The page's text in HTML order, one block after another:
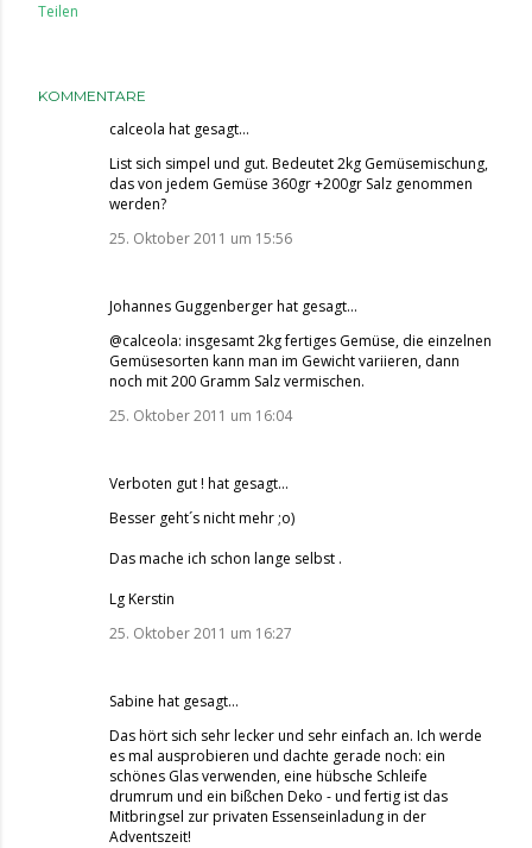
Teilen
KOMMENTARE
calceola hat gesagt…
List sich simpel und gut. Bedeutet 2kg Gemüsemischung,
das von jedem Gemüse 360gr +200gr Salz genommen
werden?
25. Oktober 2011 um 15:56
Johannes Guggenbergerhat gesagt…
@calceola: insgesamt 2kg fertiges Gemüse, die einzelnen
Gemüsesorten kann man im Gewicht variieren, dann
noch mit 200 Gramm Salz vermischen.
25. Oktober 2011 um 16:04
Verboten gut ! hat gesagt…
Besser geht´s nicht mehr ;o)
Das mache ich schon lange selbst .
Lg Kerstin
25. Oktober 2011 um 16:27
Sabine hat gesagt…
Das hört sich sehr lecker und sehr einfach an. Ich werde
es mal ausprobieren und dachte gerade noch: ein
schönes Glas verwenden, eine hübsche Schleife
drumrum und ein bißchen Deko - und fertig ist das
Mitbringsel zur privaten Essenseinladung in der
Adventszeit!